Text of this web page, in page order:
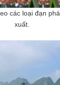
các loại đạn
xuất.